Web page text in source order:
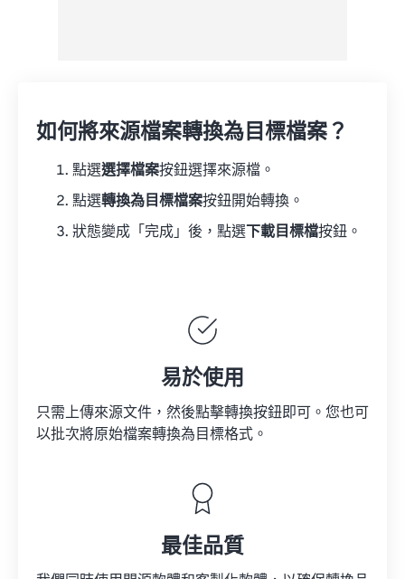
如何將來源檔案轉換為目標檔案？
點選選擇檔案按鈕選擇來源檔。
點選轉換為目標檔案按鈕開始轉換。
狀態變成「完成」後，點選 下載目標檔按鈕。
易於使用
只需上傳來源文件，然後點擊轉換按鈕即可。您也可
以批次將原始檔案轉換為目標格式。
最佳品質